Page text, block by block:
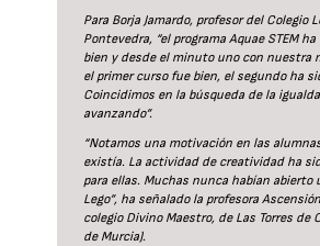
Para Borja Jamardo, profesor del Colegio
Pontevedra, “el programa Aquae STEM
bien y desde el minuto uno con nuestra
el primer curso fue bien, el segundo ha
Coincidimos en la búsqueda de la
avanzando”.
“Notamos una motivación en las
existía. La actividad de creatividad ha
para ellas. Muchas nunca habían abierto
Lego”, ha señalado la profesora
colegio Divino Maestro, de Las Torres de
de Murcia).